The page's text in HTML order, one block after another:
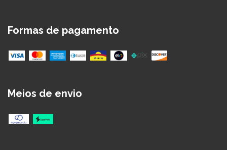
Formas de pagamento
Meios de envio